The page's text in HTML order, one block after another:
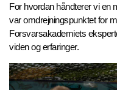
For hvordan håndterer vi en
var omdrejningspunktet for
Forsvarsakademiets
viden og erfaringer.